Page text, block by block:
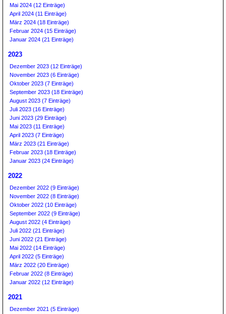
Mai 2024 (12 Einträge)
April 2024 (11 Einträge)
März 2024 (18 Einträge)
Februar 2024 (15 Einträge)
Januar 2024 (21 Einträge)
2023
Dezember 2023 (12 Einträge)
November 2023 (6 Einträge)
Oktober 2023 (7 Einträge)
September 2023 (18 Einträge)
August 2023 (7 Einträge)
Juli 2023 (16 Einträge)
Juni 2023 (29 Einträge)
Mai 2023 (11 Einträge)
April 2023 (7 Einträge)
März 2023 (21 Einträge)
Februar 2023 (18 Einträge)
Januar 2023 (24 Einträge)
2022
Dezember 2022 (9 Einträge)
November 2022 (8 Einträge)
Oktober 2022 (10 Einträge)
September 2022 (9 Einträge)
August 2022 (4 Einträge)
Juli 2022 (21 Einträge)
Juni 2022 (21 Einträge)
Mai 2022 (14 Einträge)
April 2022 (5 Einträge)
März 2022 (20 Einträge)
Februar 2022 (8 Einträge)
Januar 2022 (12 Einträge)
2021
Dezember 2021 (5 Einträge)